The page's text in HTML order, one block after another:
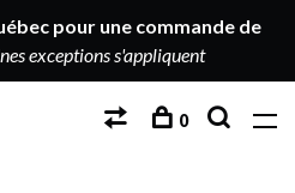
pour une commande de
exceptions s'appliquent
0